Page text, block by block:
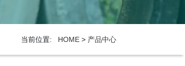
当前位置: HOME> 产品中心